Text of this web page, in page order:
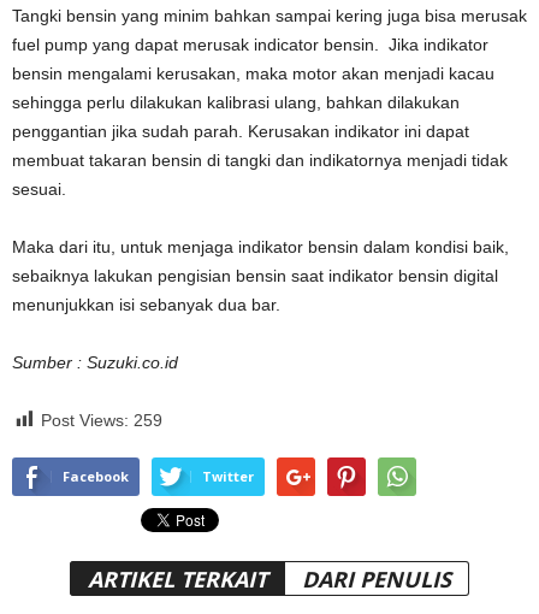
Tangki bensin yang minim bahkan sampai kering juga bisa merusak
fuel pump yang dapat merusak indicator bensin. Jika indikator
bensin mengalami kerusakan, maka motor akan menjadi kacau
sehingga perlu dilakukan kalibrasi ulang, bahkan dilakukan
penggantian jika sudah parah. Kerusakan indikator ini dapat
membuat takaran bensin di tangki dan indikatornya menjadi tidak
sesuai.
Maka dari itu, untuk menjaga indikator bensin dalam kondisi baik,
sebaiknya lakukan pengisian bensin saat indikator bensin digital
menunjukkan isi sebanyak dua bar.
Sumber : Suzuki.co.id
Post Views: 259
Facebook Twitter
ARTIKEL TERKAIT DARI PENULIS